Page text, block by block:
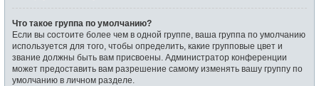
Что такое группа по умолчанию?
Если вы состоите более чем в одной группе, ваша группа по умолчанию
используется для того, чтобы определить, какие групповые цвет и
звание должны быть вам присвоены. Администратор конференции
может предоставить вам разрешение самому изменять вашу группу по
умолчанию в личном разделе.